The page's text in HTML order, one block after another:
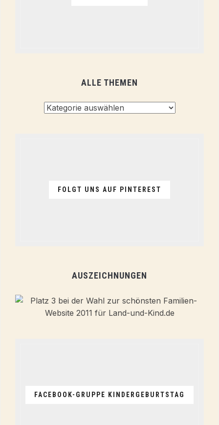
ALLE THEMEN
FOLGT UNS AUF PINTEREST
AUSZEICHNUNGEN
FACEBOOK-GRUPPE KINDERGEBURTSTAG